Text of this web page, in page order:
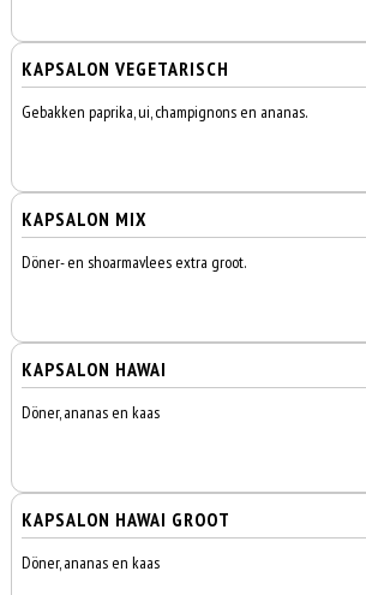
KAPSALON VEGETARISCH
Gebakken paprika, ui, champignons en ananas.
KAPSALON MIX
Döner- en shoarmavlees extra groot.
KAPSALON HAWAI
Döner, ananas en kaas
KAPSALON HAWAI GROOT
Döner, ananas en kaas